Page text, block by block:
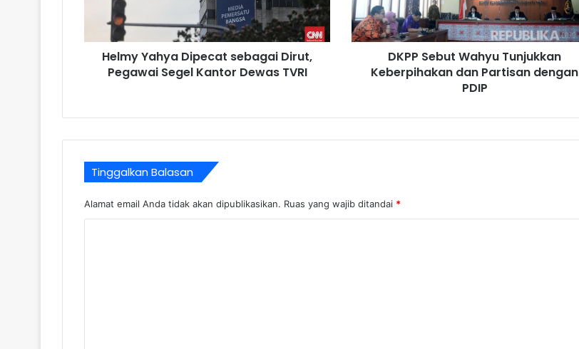
Helmy Yahya Dipecat sebagai Dirut,
Pegawai Segel Kantor Dewas TVRI
DKPP Sebut Wahyu Tunjukkan
Keberpihakan dan Partisan dengan
PDIP
Tinggalkan Balasan
Alamat email Anda tidak akan dipublikasikan. Ruas yang wajib ditandai *